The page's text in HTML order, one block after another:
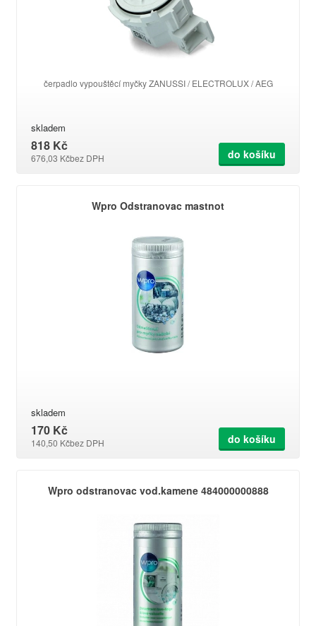
čerpadlo vypouštěcí myčky ZANUSSI / ELECTROLUX / AEG
skladem
818 Kč
676,03 Kčbez DPH do košíku
Wpro Odstranovac mastnot
skladem
170 Kč
140,50 Kčbez DPH do košíku
Wpro odstranovac vod.kamene 484000000888